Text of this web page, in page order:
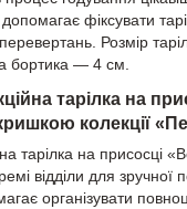
фіксувати
перевертань. Розмір
бортика — 4 см.
тарілка на
колекції
тарілка на присосці
відділи для зручної
організувати